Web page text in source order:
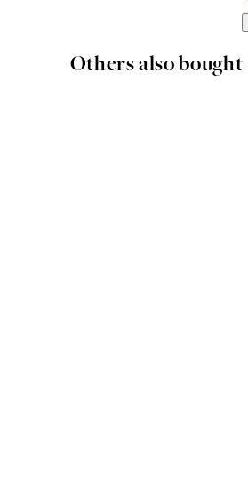
Others also bought